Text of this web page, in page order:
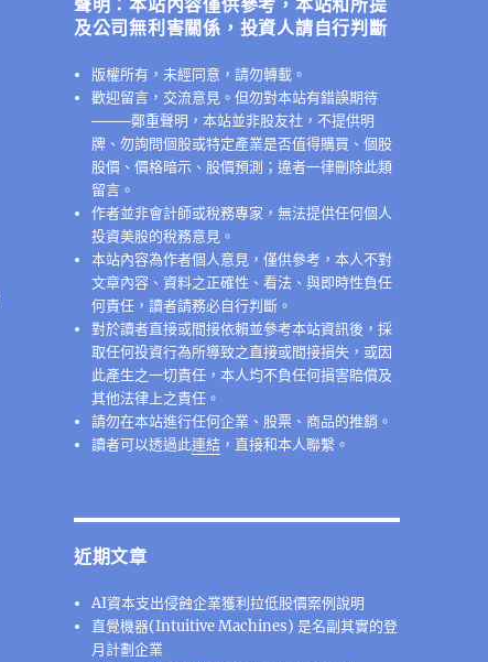
聲明：本站內容僅供參考，本站和所提
及公司無利害關係，投資人請自行判斷
版權所有，未經同意，請勿轉載。
歡迎留言，交流意見。但勿對本站有錯誤期待
────鄭重聲明，本站並非股友社，不提供明
牌、勿詢問個股或特定產業是否值得購買、個股
股價、價格暗示、股價預測；違者一律刪除此類
留言。
作者並非會計師或稅務專家，無法提供任何個人
投資美股的稅務意見。
本站內容為作者個人意見，僅供參考，本人不對
文章內容、資料之正確性、看法、與即時性負任
何責任，讀者請務必自行判斷。
對於讀者直接或間接依賴並參考本站資訊後，採
取任何投資行為所導致之直接或間接損失，或因
此產生之一切責任，本人均不負任何損害賠償及
其他法律上之責任。
請勿在本站進行任何企業、股票、商品的推銷。
讀者可以透過此連結 ，直接和本人聯繫。
近期文章
AI資本支出侵蝕企業獲利拉低股價案例說明
直覺機器(Intuitive Machines) 是名副其實的登
月計劃企業